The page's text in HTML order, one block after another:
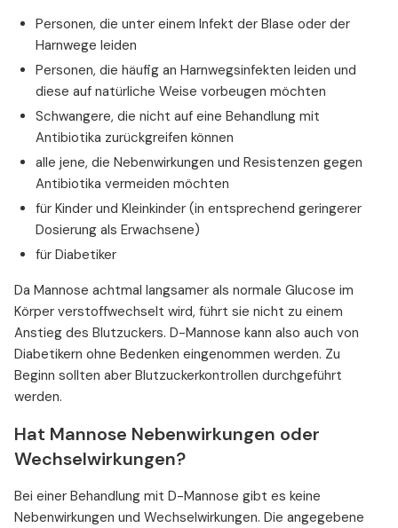
Personen, die unter einem Infekt der Blase oder der
Harnwege leiden
Personen, die häufig an Harnwegsinfekten leiden und
diese auf natürliche Weise vorbeugen möchten
Schwangere, die nicht auf eine Behandlung mit
Antibiotika zurückgreifen können
alle jene, die Nebenwirkungen und Resistenzen gegen
Antibiotika vermeiden möchten
für Kinder und Kleinkinder (in entsprechend geringerer
Dosierung als Erwachsene)
für Diabetiker
Da Mannose achtmal langsamer als normale Glucose im
Körper verstoffwechselt wird, führt sie nicht zu einem
Anstieg des Blutzuckers. D-Mannose kann also auch von
Diabetikern ohne Bedenken eingenommen werden. Zu
Beginn sollten aber Blutzuckerkontrollen durchgeführt
werden.
Hat Mannose Nebenwirkungen oder
Wechselwirkungen?
Bei einer Behandlung mit D-Mannose gibt es keine
Nebenwirkungen und Wechselwirkungen. Die angegebene